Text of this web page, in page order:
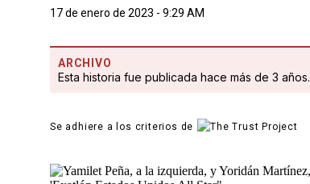
17 de enero de 2023 - 9:29 AM
ARCHIVO
Esta historia fue publicada hace más de 3 años.
Se adhiere a los criterios de